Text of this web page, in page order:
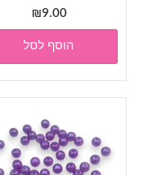
₪9.00
הוסף לסל